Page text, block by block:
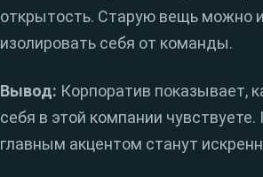
открытость. Старую вещь можно
изолировать себя от команды.
Вывод: Корпоратив показывает,
себя в этой компании
главным акцентом станут